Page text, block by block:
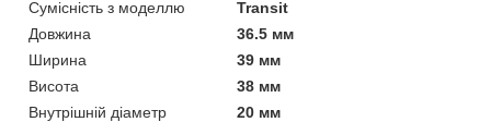
Сумісність з моделлю
Transit
Довжина
36.5 мм
Ширина
39 мм
Висота
38 мм
Внутрішній діаметр
20 мм